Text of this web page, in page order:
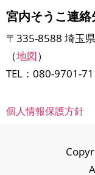
宮内そうこ連絡
〒335-8588 埼玉
（地図）
TEL：080-9701-
個人情報保護方針